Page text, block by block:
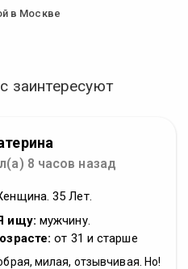
в Москве
заинтересуют
8 часов назад
35 Лет.
ищу: мужчину.
от 31 и старше
милая, отзывчивая. Но!